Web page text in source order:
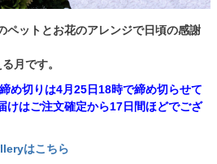
ペットとお花のアレンジで日頃の感謝
月です。
め切りは4月25日18時で締め切らせて
けはご注文確定から17日間ほどでござ
はこちら